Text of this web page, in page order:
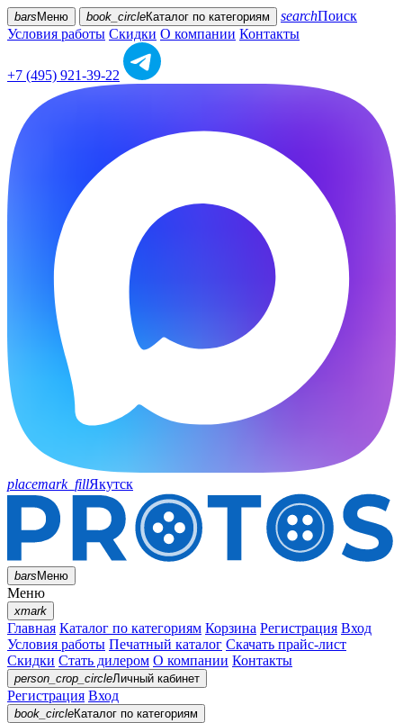
bars Меню book_circleКаталог по категориям searchПоиск
Условия работы Скидки О компании Контакты
+7 (495) 921-39-22
placemark_fillЯкутск
barsМеню
Меню
xmark
Главная Каталог по категориям Корзина Регистрация Вход
Условия работы Печатный каталог Скачать прайс-лист
Скидки Стать дилером О компании Контакты
person_crop_circleЛичный кабинет
Регистрация Вход
book_circleКаталог по категориям